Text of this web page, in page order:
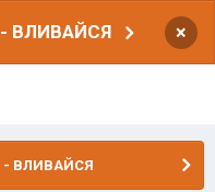
ВЛИВАЙСЯ ×
- ВЛИВАЙСЯ